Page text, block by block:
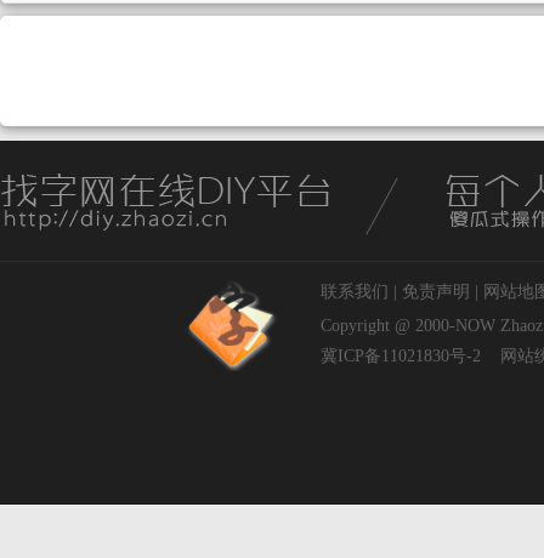
联系我们 免责声明
网站地
Copyright @ 2000-NOW
冀ICP备11021830号-2
网站